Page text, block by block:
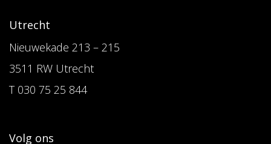
Utrecht
Nieuwekade 213 – 215
3511 RW Utrecht
T 030 75 25 844
Volg ons